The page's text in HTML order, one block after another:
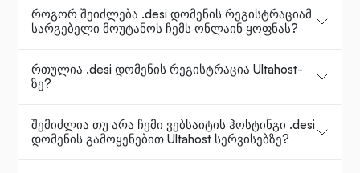
როგორ შეიძლება .desi დომენის რეგისტრაციამ
სარგებელი მოუტანოს ჩემს ონლაინ ყოფნას?
რთულია .desi დომენის რეგისტრაცია Ultahost-
ზე?
შემიძლია თუ არა ჩემი ვებსაიტის ჰოსტინგი .desi
დომენის გამოყენებით Ultahost სერვისებზე?